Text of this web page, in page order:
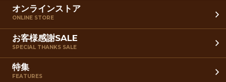
オンラインストア
ONLINE STORE
お客様感謝SALE
SPECIAL THANKS SALE
特集
FEATURES